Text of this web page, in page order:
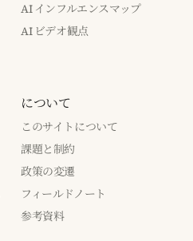
AI インフルエンスマップ
AI ビデオ観点
について
このサイトについて
課題と制約
政策の変遷
フィールドノート
参考資料